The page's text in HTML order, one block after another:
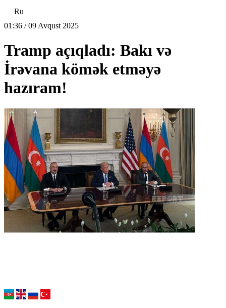
Ru
01:36 / 09 Avqust 2025
Tramp açıqladı: Bakı və
İrəvana kömək etməyə
hazıram!